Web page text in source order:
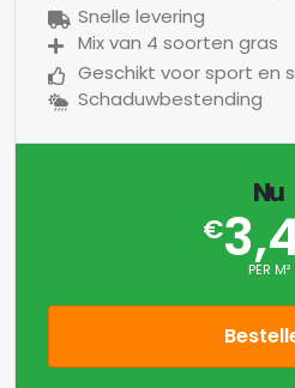
Snelle levering
Mix van 4 soorten gras
Geschikt voor sport en
Schaduwbestending
Nu
€
PER M²